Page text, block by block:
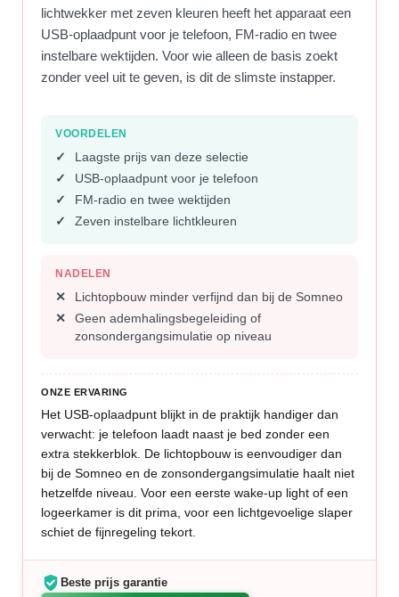
lichtwekker met zeven kleuren heeft het apparaat een
USB-oplaadpunt voor je telefoon, FM-radio en twee
instelbare wektijden. Voor wie alleen de basis zoekt
zonder veel uit te geven, is dit de slimste instapper.
VOORDELEN
Laagste prijs van deze selectie
USB-oplaadpunt voor je telefoon
FM-radio en twee wektijden
Zeven instelbare lichtkleuren
NADELEN
Lichtopbouw minder verfijnd dan bij de Somneo
Geen ademhalingsbegeleiding of
zonsondergangsimulatie op niveau
ONZE ERVARING
Het USB-oplaadpunt blijkt in de praktijk handiger dan
verwacht: je telefoon laadt naast je bed zonder een
extra stekkerblok. De lichtopbouw is eenvoudiger dan
bij de Somneo en de zonsondergangsimulatie haalt niet
hetzelfde niveau. Voor een eerste wake-up light of een
logeerkamer is dit prima, voor een lichtgevoelige slaper
schiet de fijnregeling tekort.
Beste prijs garantie